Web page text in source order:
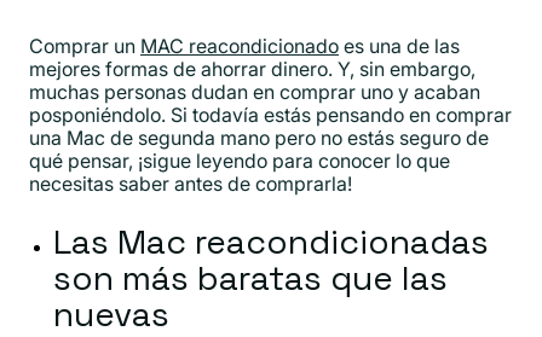
Comprar un MAC reacondicionado es una de las
mejores formas de ahorrar dinero. Y, sin embargo,
muchas personas dudan en comprar uno y acaban
posponiéndolo. Si todavía estás pensando en comprar
una Mac de segunda mano pero no estás seguro de
qué pensar, ¡sigue leyendo para conocer lo que
necesitas saber antes de comprarla!
Las Mac reacondicionadas
son más baratas que las
nuevas